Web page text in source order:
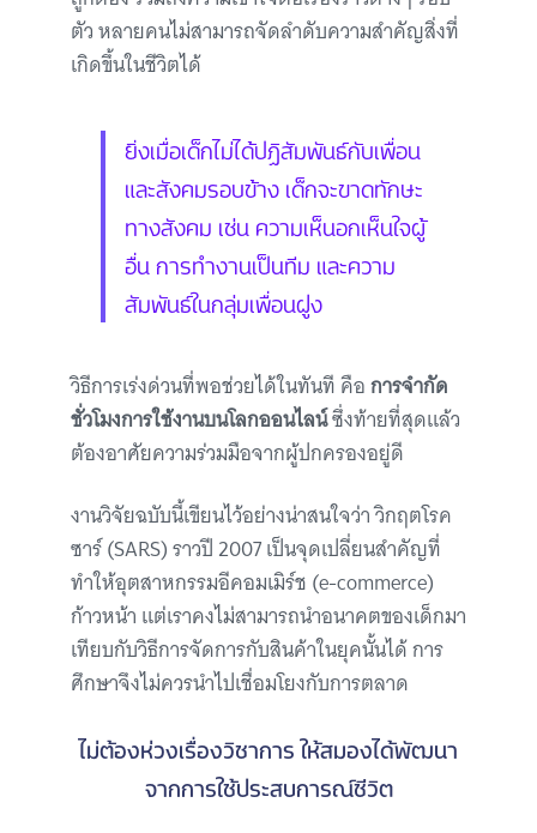
ตัว หลายคนไม่สามารถจัดลำดับความสำคัญสิ่งที่
เกิดขึ้นในชีวิตได้
ยิ่งเมื่อเด็กไม่ได้ปฏิสัมพันธ์กับเพื่อน
และสังคมรอบข้าง เด็กจะขาดทักษะ
ทางสังคม เช่น ความเห็นอกเห็นใจผู้
อื่น การทำงานเป็นทีม และความ
สัมพันธ์ในกลุ่มเพื่อนฝูง
วิธีการเร่งด่วนที่พอช่วยได้ในทันที คือการจำกัด
ชั่วโมงการใช้งานบนโลกออนไลน์ซึ่งท้ายที่สุดแล้ว
ต้องอาศัยความร่วมมือจากผู้ปกครองอยู่ดี
งานวิจัยฉบับนี้เขียนไว้อย่างน่าสนใจว่า วิกฤตโรค
ซาร์ (SARS) ราวปี 2007 เป็นจุดเปลี่ยนสำคัญที่
ทำให้อุตสาหกรรมอีคอมเมิร์ช (e-commerce)
ก้าวหน้า แต่เราคงไม่สามารถนำอนาคตของเด็กมา
เทียบกับวิธีการจัดการกับสินค้าในยุคนั้นได้ การ
ศึกษาจึงไม่ควรนำไปเชื่อมโยงกับการตลาด
ไม่ต้องห่วงเรื่องวิชาการ ให้สมองได้พัฒนา
จากการใช้ประสบการณ์ชีวิต